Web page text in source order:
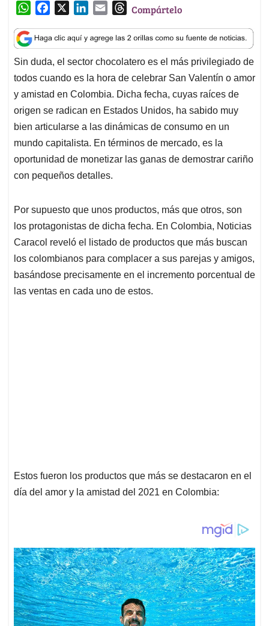
W
a
t
s
A
p
p
c
e
b
o
o
k
n
k
e
d
I
n
a
i
l
T
r
e
a
d
s
Compártelo
Sin duda, el sector chocolatero es el más privilegiado de
todos cuando es la hora de celebrar San Valentín o amor
y amistad en Colombia. Dicha fecha, cuyas raíces de
origen se radican en Estados Unidos, ha sabido muy
bien articularse a las dinámicas de consumo en un
mundo capitalista. En términos de mercado, es la
oportunidad de monetizar las ganas de demostrar cariño
con pequeños detalles.
Por supuesto que unos productos, más que otros, son
los protagonistas de dicha fecha. En Colombia, Noticias
Caracol reveló el listado de productos que más buscan
los colombianos para complacer a sus parejas y amigos,
basándose precisamente en el incremento porcentual de
las ventas en cada uno de estos.
Estos fueron los productos que más se destacaron en el
día del amor y la amistad del 2021 en Colombia: